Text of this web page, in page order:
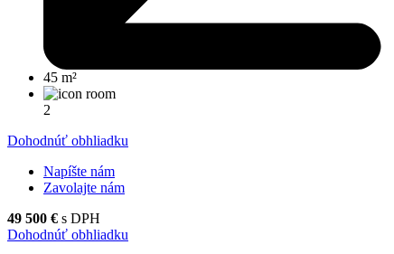
45 m²
2
Dohodnúť obhliadku
Napíšte nám
Zavolajte nám
49 500 € s DPH
Dohodnúť obhliadku